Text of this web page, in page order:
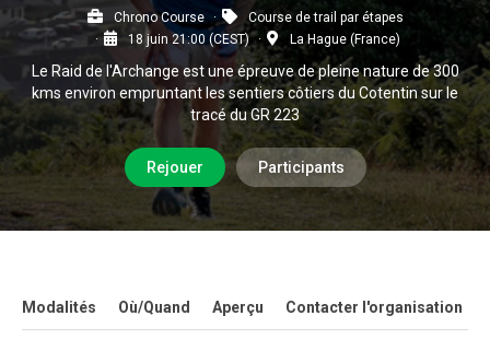
Chrono Course
Course de trail par étapes
18 juin 21:00 (CEST)
La Hague (France)
Le Raid de l'Archange est une épreuve de pleine nature de 300
kms environ empruntant les sentiers côtiers du Cotentin sur le
tracé du GR 223
Rejouer Participants
Modalités Où/Quand Aperçu Contacter l'organisation